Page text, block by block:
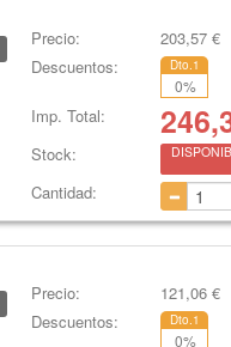
Precio: 203,57 €
Descuentos:
Dto.1
0%
Imp. Total:
Stock:
Cantidad:
Precio: 121,06 €
Descuentos:
Dto.1
0%